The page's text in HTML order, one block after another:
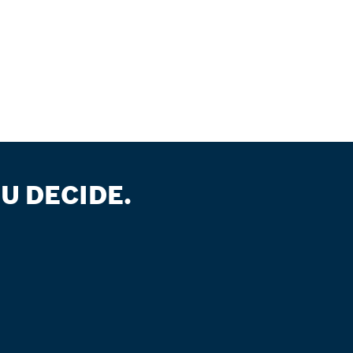
DECIDE.